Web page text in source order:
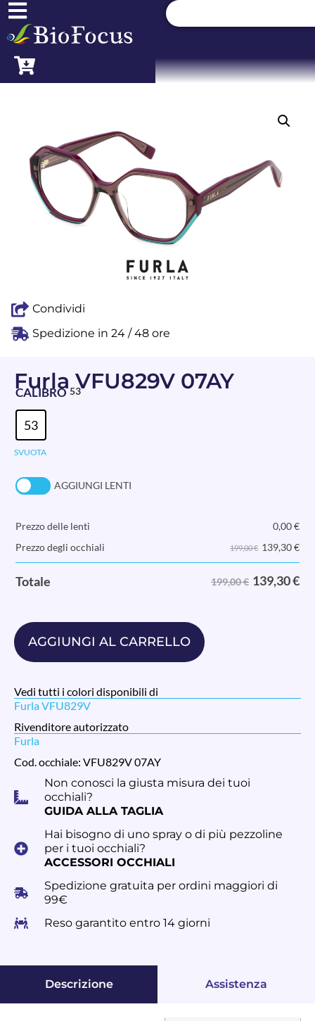
Condividi
Spedizione in 24 / 48 ore
Furla VFU829V 07AY
CALIBRO 53
53
SVUOTA
AGGIUNGI LENTI
Prezzo delle lenti 0,00€
Prezzo degli occhiali
199,00 € 139,30€
Totale 199,00 € 139,30€
AGGIUNGI AL CARRELLO
Vedi tutti i colori disponibili di
Furla VFU829V
Rivenditore autorizzato
Furla
Cod. occhiale: VFU829V 07AY
Non conosci la giusta misura dei tuoi
occhiali?
GUIDA ALLA TAGLIA
Hai bisogno di uno spray o di più pezzoline
per i tuoi occhiali?
ACCESSORI OCCHIALI
Spedizione gratuita per ordini maggiori di
99€
Reso garantito entro 14 giorni
Descrizione Assistenza